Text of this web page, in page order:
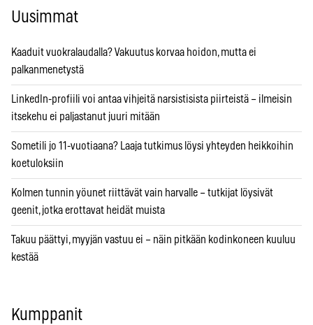
Uusimmat
Kaaduit vuokralaudalla? Vakuutus korvaa hoidon, mutta ei
palkanmenetystä
LinkedIn-profiili voi antaa vihjeitä narsistisista piirteistä – ilmeisin
itsekehu ei paljastanut juuri mitään
Sometili jo 11-vuotiaana? Laaja tutkimus löysi yhteyden heikkoihin
koetuloksiin
Kolmen tunnin yöunet riittävät vain harvalle – tutkijat löysivät
geenit, jotka erottavat heidät muista
Takuu päättyi, myyjän vastuu ei – näin pitkään kodinkoneen kuuluu
kestää
Kumppanit